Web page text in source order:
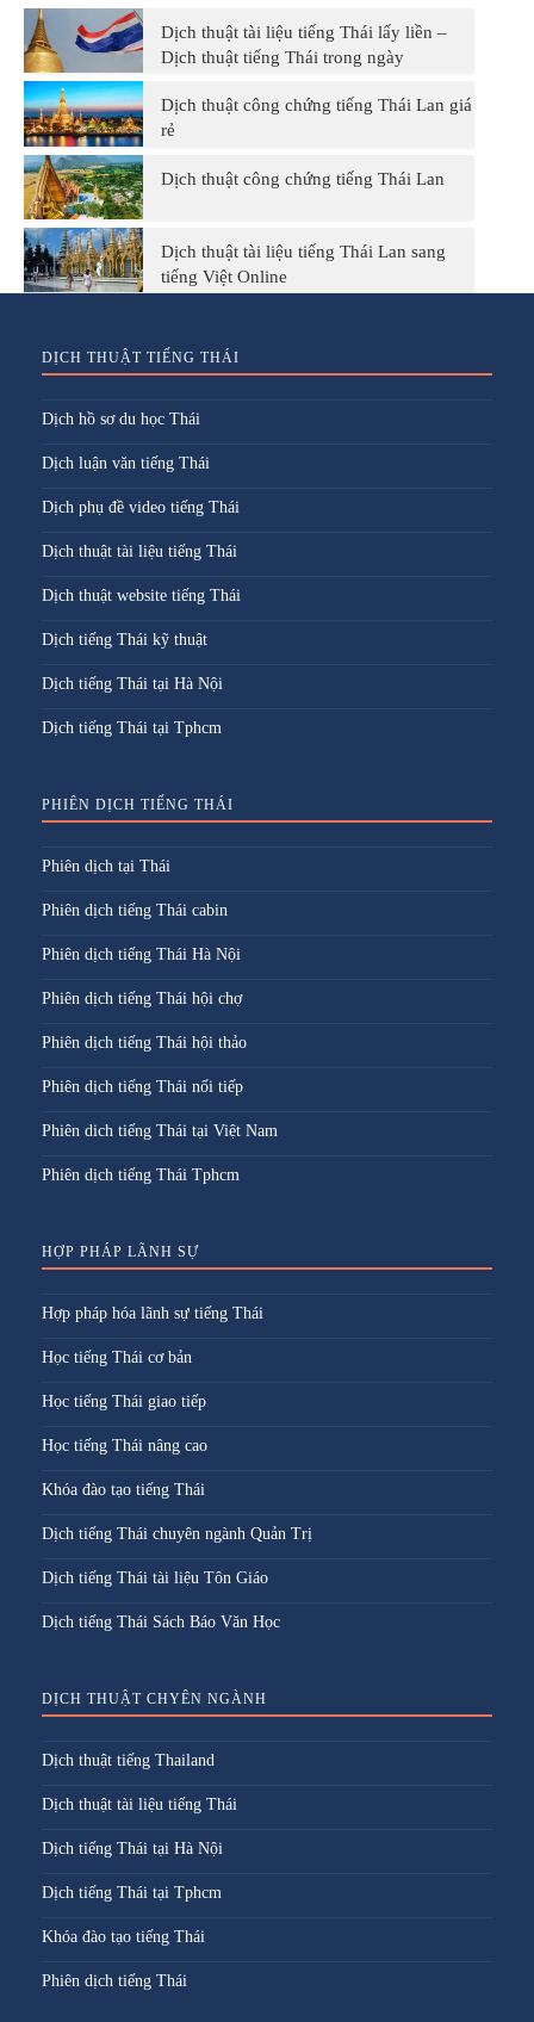
Dịch thuật tài liệu tiếng Thái lấy liền –
Dịch thuật tiếng Thái trong ngày
Dịch thuật công chứng tiếng Thái Lan giá
rẻ
Dịch thuật công chứng tiếng Thái Lan
Dịch thuật tài liệu tiếng Thái Lan sang
tiếng Việt Online
DỊCH THUẬT TIẾNG THÁI
Dịch hồ sơ du học Thái
Dịch luận văn tiếng Thái
Dịch phụ đề video tiếng Thái
Dịch thuật tài liệu tiếng Thái
Dịch thuật website tiếng Thái
Dịch tiếng Thái kỹ thuật
Dịch tiếng Thái tại Hà Nội
Dịch tiếng Thái tại Tphcm
PHIÊN DỊCH TIẾNG THÁI
Phiên dịch tại Thái
Phiên dịch tiếng Thái cabin
Phiên dịch tiếng Thái Hà Nội
Phiên dịch tiếng Thái hội chợ
Phiên dịch tiếng Thái hội thảo
Phiên dịch tiếng Thái nối tiếp
Phiên dich tiếng Thái tại Việt Nam
Phiên dịch tiếng Thái Tphcm
HỢP PHÁP LÃNH SỰ
Hợp pháp hóa lãnh sự tiếng Thái
Học tiếng Thái cơ bản
Học tiếng Thái giao tiếp
Học tiếng Thái nâng cao
Khóa đào tạo tiếng Thái
Dịch tiếng Thái chuyên ngành Quản Trị
Dịch tiếng Thái tài liệu Tôn Giáo
Dịch tiếng Thái Sách Báo Văn Học
DỊCH THUẬT CHYÊN NGÀNH
Dịch thuật tiếng Thailand
Dịch thuật tài liệu tiếng Thái
Dịch tiếng Thái tại Hà Nội
Dịch tiếng Thái tại Tphcm
Khóa đào tạo tiếng Thái
Phiên dịch tiếng Thái